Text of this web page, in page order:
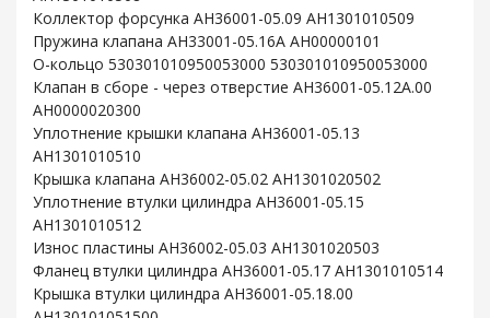
Коллектор форсунка AH36001-05.09 AH1301010509
Пружина клапана AH33001-05.16A AH00000101
O-кольцо 530301010950053000 530301010950053000
Клапан в сборе - через отверстие AH36001-05.12A.00
AH0000020300
Уплотнение крышки клапана AH36001-05.13
AH1301010510
Крышка клапана AH36002-05.02 AH1301020502
Уплотнение втулки цилиндра AH36001-05.15
AH1301010512
Износ пластины AH36002-05.03 AH1301020503
Фланец втулки цилиндра AH36001-05.17 AH1301010514
Крышка втулки цилиндра AH36001-05.18.00